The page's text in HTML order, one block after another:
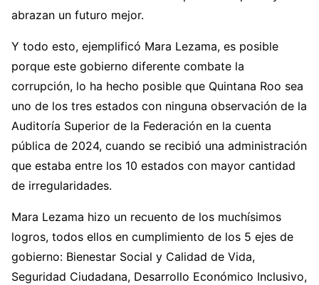
abrazan un futuro mejor.
Y todo esto, ejemplificó Mara Lezama, es posible
porque este gobierno diferente combate la
corrupción, lo ha hecho posible que Quintana Roo sea
uno de los tres estados con ninguna observación de la
Auditoría Superior de la Federación en la cuenta
pública de 2024, cuando se recibió una administración
que estaba entre los 10 estados con mayor cantidad
de irregularidades.
Mara Lezama hizo un recuento de los muchísimos
logros, todos ellos en cumplimiento de los 5 ejes de
gobierno: Bienestar Social y Calidad de Vida,
Seguridad Ciudadana, Desarrollo Económico Inclusivo,